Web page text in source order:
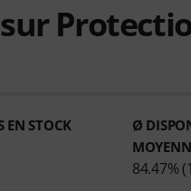
EN STOCK
Ø
84.47%